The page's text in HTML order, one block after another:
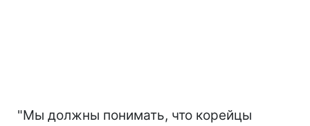
"Мы должны понимать, что корейцы